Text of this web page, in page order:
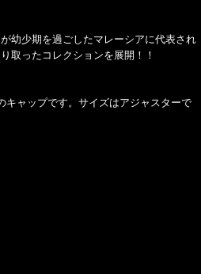
幼少期を過ごしたマレーシアに代表され
取ったコレクションを展開！！
キャップです。サイズはアジャスターで